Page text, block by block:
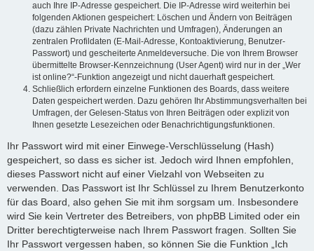
auch Ihre IP-Adresse gespeichert. Die IP-Adresse wird weiterhin bei
folgenden Aktionen gespeichert: Löschen und Ändern von Beiträgen
(dazu zählen Private Nachrichten und Umfragen), Änderungen an
zentralen Profildaten (E-Mail-Adresse, Kontoaktivierung, Benutzer-
Passwort) und gescheiterte Anmeldeversuche. Die von Ihrem Browser
übermittelte Browser-Kennzeichnung (User Agent) wird nur in der „Wer
ist online?“-Funktion angezeigt und nicht dauerhaft gespeichert.
Schließlich erfordern einzelne Funktionen des Boards, dass weitere
Daten gespeichert werden. Dazu gehören Ihr Abstimmungsverhalten bei
Umfragen, der Gelesen-Status von Ihren Beiträgen oder explizit von
Ihnen gesetzte Lesezeichen oder Benachrichtigungsfunktionen.
Ihr Passwort wird mit einer Einwege-Verschlüsselung (Hash)
gespeichert, so dass es sicher ist. Jedoch wird Ihnen empfohlen,
dieses Passwort nicht auf einer Vielzahl von Webseiten zu
verwenden. Das Passwort ist Ihr Schlüssel zu Ihrem Benutzerkonto
für das Board, also gehen Sie mit ihm sorgsam um. Insbesondere
wird Sie kein Vertreter des Betreibers, von phpBB Limited oder ein
Dritter berechtigterweise nach Ihrem Passwort fragen. Sollten Sie
Ihr Passwort vergessen haben, so können Sie die Funktion „Ich